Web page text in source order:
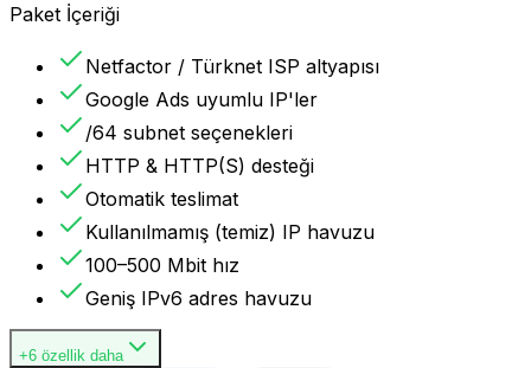
Paket İçeriği
Netfactor / Türknet ISP altyapısı
Google Ads uyumlu IP'ler
/64 subnet seçenekleri
HTTP & HTTP(S) desteği
Otomatik teslimat
Kullanılmamış (temiz) IP havuzu
100–500 Mbit hız
Geniş IPv6 adres havuzu
+6 özellik daha